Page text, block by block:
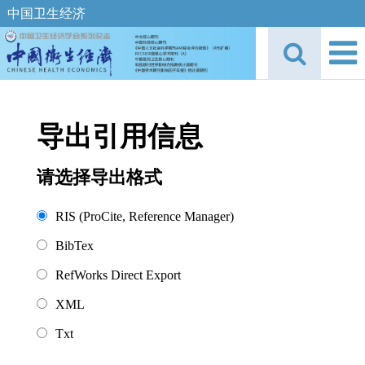
中国卫生经济
导出引用信息
请选择导出格式
RIS (ProCite, Reference Manager)
BibTex
RefWorks Direct Export
XML
Txt